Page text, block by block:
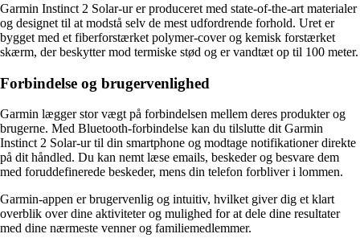
Garmin Instinct 2 Solar-ur er produceret med state-of-the-art materialer
og designet til at modstå selv de mest udfordrende forhold. Uret er
bygget med et fiberforstærket polymer-cover og kemisk forstærket
skærm, der beskytter mod termiske stød og er vandtæt op til 100 meter.
Forbindelse og brugervenlighed
Garmin lægger stor vægt på forbindelsen mellem deres produkter og
brugerne. Med Bluetooth-forbindelse kan du tilslutte dit Garmin
Instinct 2 Solar-ur til din smartphone og modtage notifikationer direkte
på dit håndled. Du kan nemt læse emails, beskeder og besvare dem
med foruddefinerede beskeder, mens din telefon forbliver i lommen.
Garmin-appen er brugervenlig og intuitiv, hvilket giver dig et klart
overblik over dine aktiviteter og mulighed for at dele dine resultater
med dine nærmeste venner og familiemedlemmer.